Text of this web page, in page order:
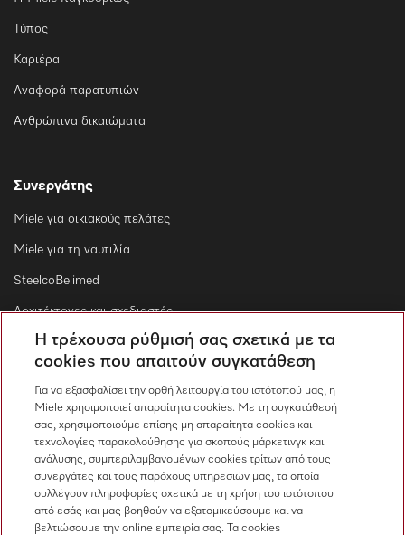
Τύπος
Καριέρα
Αναφορά παρατυπιών
Ανθρώπινα δικαιώματα
Συνεργάτης
Miele για οικιακούς πελάτες
Miele για τη ναυτιλία
SteelcoBelimed
Αρχιτέκτονες και σχεδιαστές
Για εμπορικούς συνεργάτες
Επικοινωνία
Επισκόπηση επικοινωνίας
Πωλήσεις
210 6794444
Η τρέχουσα ρύθμισή σας σχετικά με τα
cookies που απαιτούν συγκατάθεση
Για να εξασφαλίσει την ορθή λειτουργία του ιστότοπού μας, η
Miele χρησιμοποιεί απαραίτητα cookies. Με τη συγκατάθεσή
σας, χρησιμοποιούμε επίσης μη απαραίτητα cookies και
τεχνολογίες παρακολούθησης για σκοπούς μάρκετινγκ και
ανάλυσης, συμπεριλαμβανομένων cookies τρίτων από τους
συνεργάτες και τους παρόχους υπηρεσιών μας, τα οποία
συλλέγουν πληροφορίες σχετικά με τη χρήση του ιστότοπου
από εσάς και μας βοηθούν να εξατομικεύσουμε και να
βελτιώσουμε την online εμπειρία σας. Τα cookies